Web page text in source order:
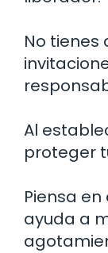
No
Al
proteger
Piensa
ayuda a